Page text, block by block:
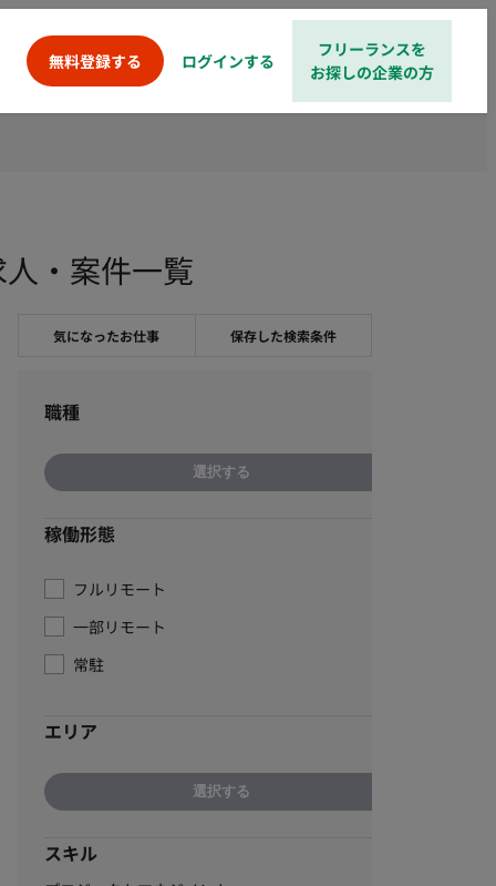
無料登録する ログインする
フリーランスを
お探しの企業の方
・案件一覧
気になったお仕事 保存した検索条件
職種
選択する
稼働形態
フルリモート
一部リモート
常駐
エリア
選択する
スキル